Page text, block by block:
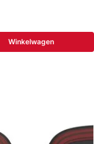
Winkelwagen